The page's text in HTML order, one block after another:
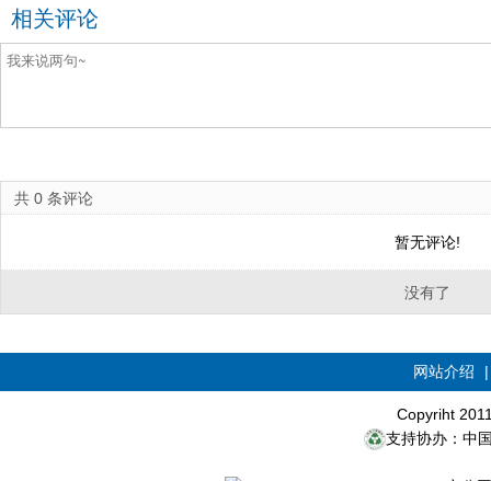
相关评论
共 0 条评论
暂无评论!
没有了
网站介绍
Copyriht
支持协办：中